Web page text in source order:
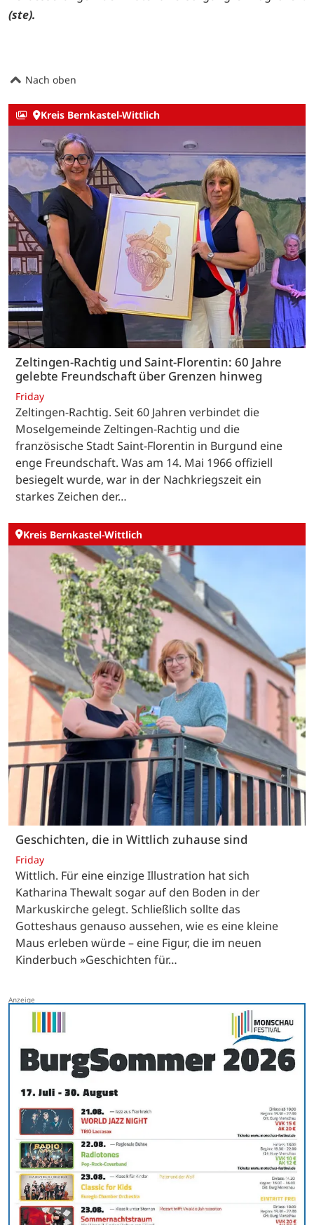
(ste).
Nach oben
Kreis Bernkastel-Wittlich
Zeltingen-Rachtig und Saint-Florentin: 60 Jahre
gelebte Freundschaft über Grenzen hinweg
Friday
Zeltingen-Rachtig. Seit 60 Jahren verbindet die
Moselgemeinde Zeltingen-Rachtig und die
französische Stadt Saint-Florentin in Burgund eine
enge Freundschaft. Was am 14. Mai 1966 offiziell
besiegelt wurde, war in der Nachkriegszeit ein
starkes Zeichen der…
Kreis Bernkastel-Wittlich
Geschichten, die in Wittlich zuhause sind
Friday
Wittlich. Für eine einzige Illustration hat sich
Katharina Thewalt sogar auf den Boden in der
Markuskirche gelegt. Schließlich sollte das
Gotteshaus genauso aussehen, wie es eine kleine
Maus erleben würde – eine Figur, die im neuen
Kinderbuch »Geschichten für…